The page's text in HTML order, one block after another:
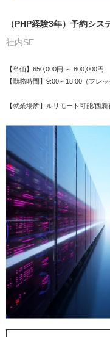
（PHP経験3年）予約シ
社内SE
【単価】650,000円 ～ 800,000円
【勤務時間】9:00～18:00（フレッ
【就業場所】ルリモート可能/西